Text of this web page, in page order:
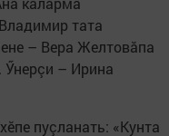
тата
– Вера Желтовăпа
Ӳнерçи – Ирина
пуçланать: «Кунта